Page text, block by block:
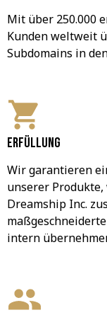
Mit über 250.000
Kunden weltweit
Subdomains in
Erfüllung
Wir garantieren
unserer
Dreamship Inc.
intern